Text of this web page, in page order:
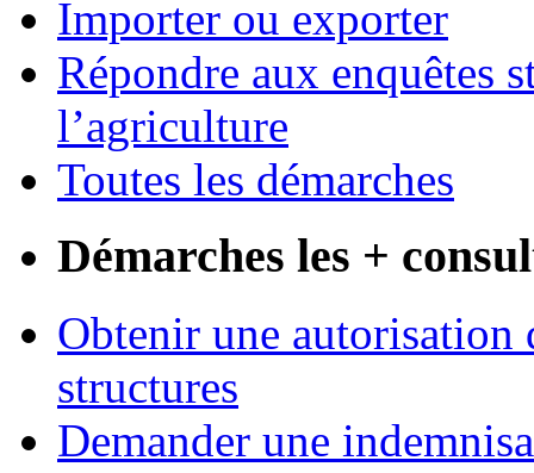
Importer ou exporter
Répondre aux enquêtes
l’agriculture
Toutes les démarches
Démarches les +
Obtenir une autorisation
structures
Demander une